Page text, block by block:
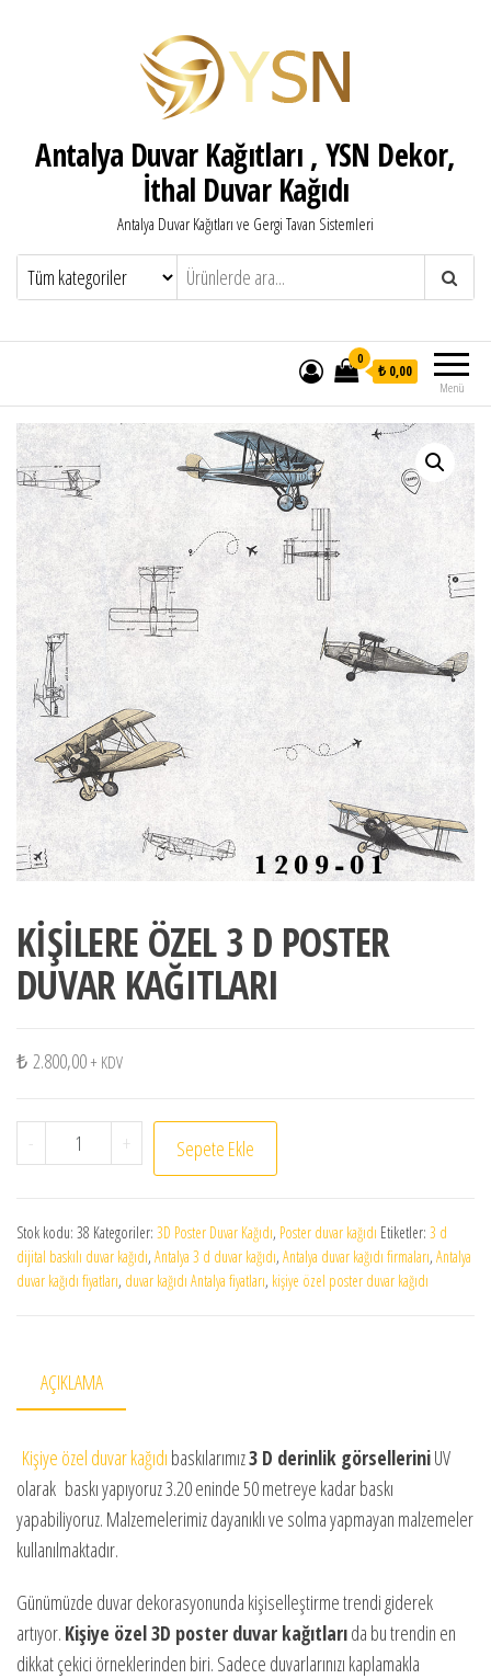
Antalya Duvar Kağıtları , YSN Dekor,
İthal Duvar Kağıdı
Antalya Duvar Kağıtları ve Gergi Tavan Sistemleri
Menü
0
₺ 0,00
KİŞİLERE ÖZEL 3 D POSTER
DUVAR KAĞITLARI
₺ 2.800,00 + KDV
- KİŞİLERE ÖZEL 3 D POSTER DUVAR KAĞITLARI adet
+ Sepete Ekle
Stok kodu: 38 Kategoriler: 3D Poster Duvar Kağıdı, Poster duvar kağıdı Etiketler: 3 d
dijital baskılı duvar kağıdı, Antalya 3 d duvar kağıdı, Antalya duvar kağıdı firmaları, Antalya
duvar kağıdı fiyatları, duvar kağıdı Antalya fiyatları, kişiye özel poster duvar kağıdı
AÇIKLAMA
Kişiye özel duvar kağıdı baskılarımız3 D derinlik görselleriniUV
olarak baskı yapıyoruz 3.20 eninde 50 metreye kadar baskı
yapabiliyoruz. Malzemelerimiz dayanıklı ve solma yapmayan malzemeler
kullanılmaktadır.
Günümüzde duvar dekorasyonunda kişiselleştirme trendi giderek
artıyor. Kişiye özel 3D poster duvar kağıtlarıda bu trendin en
dikkat çekici örneklerinden biri. Sadece duvarlarınızı kaplamakla